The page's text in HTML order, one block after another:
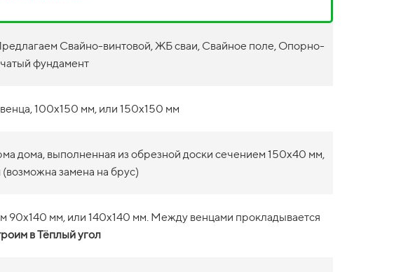
Свайно-винтовой, ЖБ сваи, Свайное поле, Опорно-
фундамент
100х150 мм, или 150х150 мм
дома, выполненная из обрезной доски сечением 150х40 мм,
замена на брус)
90х140 мм, или 140х140 мм. Между венцами прокладывается
в Тёплый угол